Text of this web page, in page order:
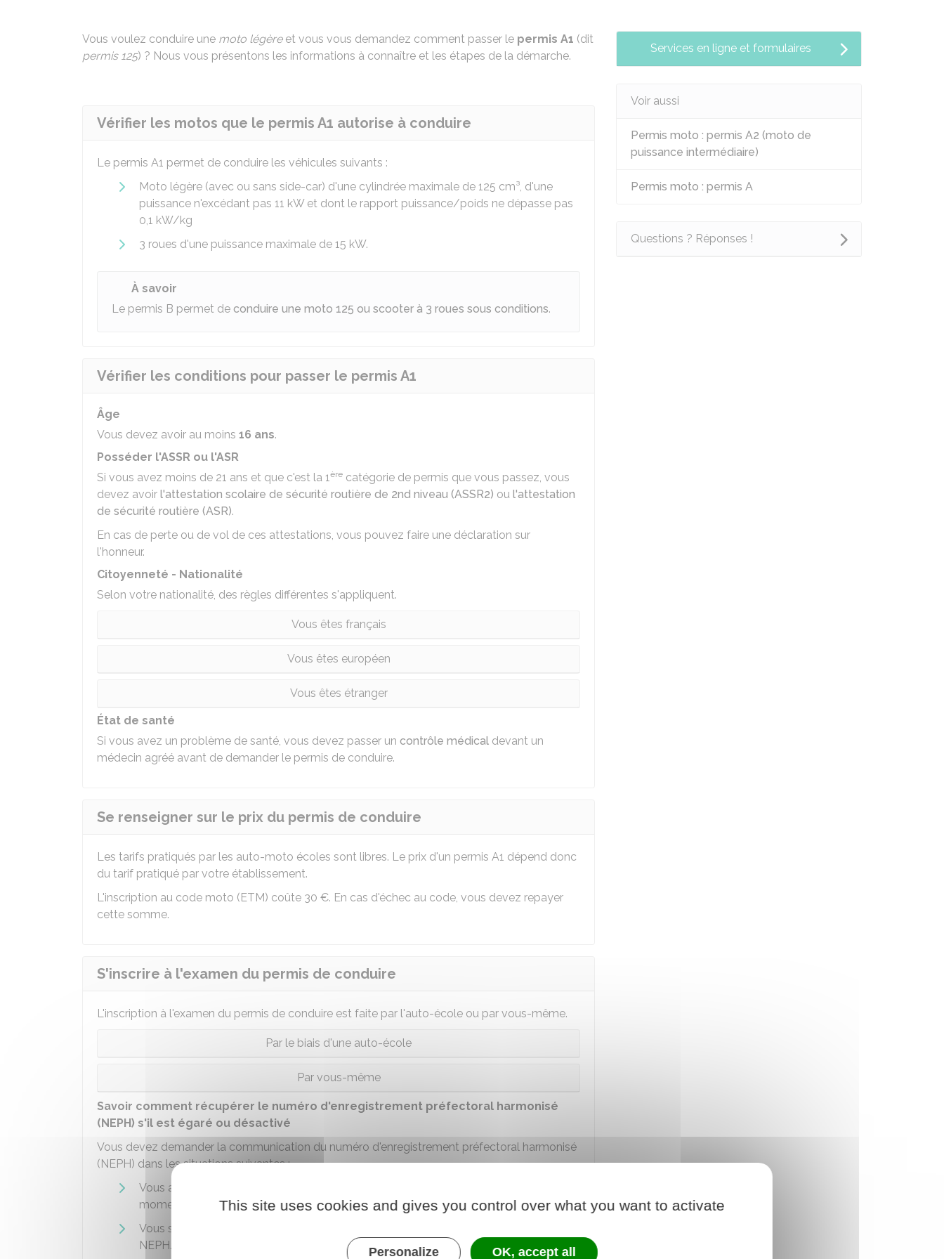
Vous voulez conduire une moto légèreet vous vous demandez comment passer le permis A1 (dit
permis 125) ? Nous vous présentons les informations à connaître et les étapes de la démarche.
Vérifier les motos que le permis A1 autorise à conduire
Le permis A1 permet de conduire les véhicules suivants :
Moto légère (avec ou sans side-car) d'une cylindrée maximale de 125 cm³, d'une
puissance n'excédant pas 11 kWet dont le rapport puissance/poids ne dépasse pas
0,1 kW/kg
3 roues d'une puissance maximale de 15 kW.
À savoir
Le permis B permet de conduire une moto 125 ou scooter à 3 roues sous conditions.
Vérifier les conditions pour passer le permis A1
Âge
Vous devez avoir au moins 16 ans.
Posséder l'ASSR ou l'ASR
Si vous avez moins de 21 ans et que c'est la 1ère catégorie de permis que vous passez, vous
devez avoir l'attestation scolaire de sécurité routière de 2nd niveau (ASSR2) ou l'attestation
de sécurité routière (ASR).
En cas de perte ou de vol de ces attestations, vous pouvez faire une déclaration sur
l'honneur.
Citoyenneté - Nationalité
Selon votre nationalité, des règles différentes s'appliquent.
Vous êtes français
Vous êtes européen
Vous êtes étranger
État de santé
Si vous avez un problème de santé, vous devez passer un contrôle médical devant un
médecin agréé avant de demander le permis de conduire.
Se renseigner sur le prix du permis de conduire
Les tarifs pratiqués par les auto-moto écoles sont libres. Le prix d'un permis A1 dépend donc
du tarif pratiqué par votre établissement.
L'inscription au code moto (ETM) coûte 30 €. En cas d'échec au code, vous devez repayer
cette somme.
S'inscrire à l'examen du permis de conduire
L'inscription à l'examen du permis de conduire est faite par l'auto-école ou par vous-même.
Par le biais d'une auto-école
Par vous-même
Savoir comment récupérer le numéro d'enregistrement préfectoral harmonisé
(NEPH) s'il est égaré ou désactivé
Vous devez demander la communication du numéro d'enregistrement préfectoral harmonisé
(NEPH) dans les situations suivantes :
Vous avez
moment de votre inscription sur le site de l'ANTSet le passage du code.
Vous souhaitez
NEPH.
Services en ligne et formulaires
Voir aussi
Permis moto : permis A2 (moto de
puissance intermédiaire)
Permis moto : permis A
Questions ? Réponses !
This site uses cookies and gives you control over what you want to activate
Personalize OK, accept all